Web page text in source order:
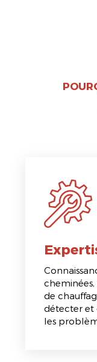
cheminées,
de
détecter et
les